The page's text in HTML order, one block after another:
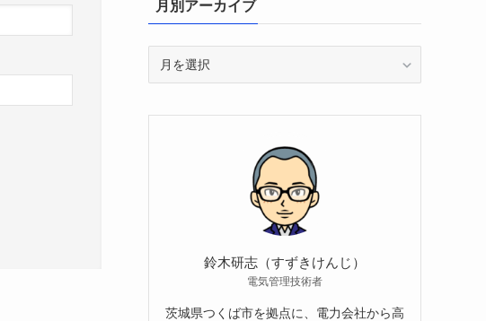
月別アーカイブ
ー
鈴木研志（すずきけんじ）
電気管理技術者
茨城県つくば市を拠点に、電力会社から高